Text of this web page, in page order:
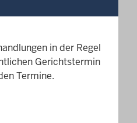
in der Regel
Gerichtstermin
Termine.